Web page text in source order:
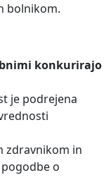
bolnikom.
konkurirajo
je podrejena
zdravnikom in
o